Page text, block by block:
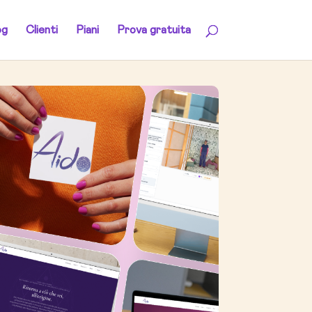
Clienti Piani Prova gratuita